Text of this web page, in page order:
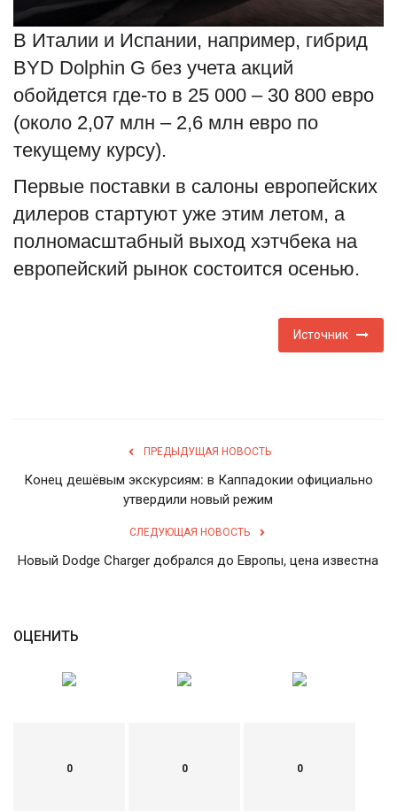
В Италии и Испании, например, гибрид
BYD Dolphin G без учета акций
обойдется где-то в 25 000 – 30 800 евро
(около 2,07 млн – 2,6 млн евро по
текущему курсу).
Первые поставки в салоны европейских
дилеров стартуют уже этим летом, а
полномасштабный выход хэтчбека на
европейский рынок состоится осенью.
Источник
ПРЕДЫДУЩАЯ НОВОСТЬ
Конец дешёвым экскурсиям: в Каппадокии официально
утвердили новый режим
СЛЕДУЮЩАЯ НОВОСТЬ
Новый Dodge Charger добрался до Европы, цена известна
ОЦЕНИТЬ
0 0 0